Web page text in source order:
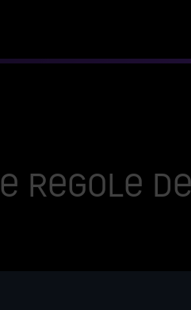
regole del